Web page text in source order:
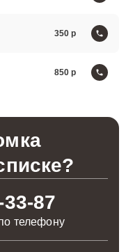
350
850
87
телефону